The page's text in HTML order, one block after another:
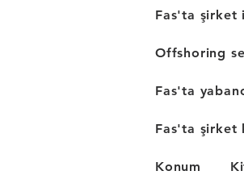
Fas'ta şirket
Offshoring
Fas'ta
Fas'ta şirket
Konum